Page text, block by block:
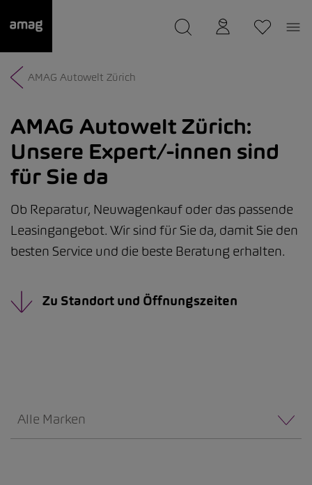
wurde als Ihre Garage gespeichert.
AMAG Autowelt Zürich
AMAG Autowelt Zürich:
Unsere Expert/-innen sind
für Sie da
Ob Reparatur, Neuwagenkauf oder das passende
Leasingangebot. Wir sind für Sie da, damit Sie den
besten Service und die beste Beratung erhalten.
Zu Standort und Öffnungszeiten
Alle Marken